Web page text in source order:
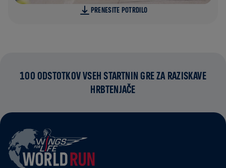
PRENESITE POTRDILO
100 ODSTOTKOV VSEH STARTNIN GRE ZA RAZISKAVE
HRBTENJAČE